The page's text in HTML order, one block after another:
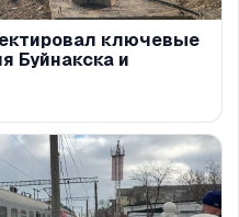
ключевые
Буйнакска и